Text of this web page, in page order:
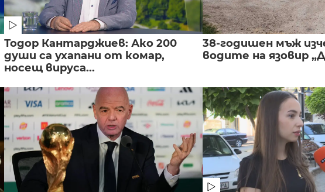
Тодор Кантарджиев: Ако 200
души са ухапани от комар,
носещ вируса...
38-годишен мъж
водите на язовир